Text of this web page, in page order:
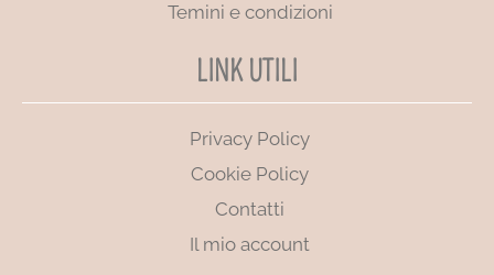
Temini e condizioni
LINK UTILI
Privacy Policy
Cookie Policy
Contatti
Il mio account